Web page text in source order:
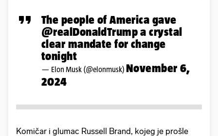
The people of America gave
@realDonaldTrumpa crystal
clear mandate for change
tonight
— Elon Musk (@elonmusk) November 6,
2024
Komičar i glumac Russell Brand, kojeg je prošle